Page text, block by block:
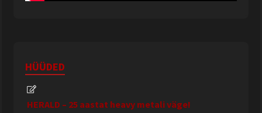
HÜÜDED
HERALD – 25 aastat heavy metali väge!